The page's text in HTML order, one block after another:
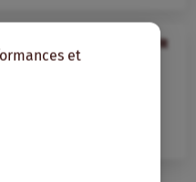
et
FR
des prix